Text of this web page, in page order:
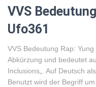
VVS
Ufo361
VVS Bedeutung Rap: Yung
Abkürzung und bedeutet
Inclusions„. Auf Deutsch
Benutzt wird der Begriff